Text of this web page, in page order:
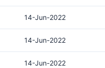
14-Jun-2022
14-Jun-2022
14-Jun-2022